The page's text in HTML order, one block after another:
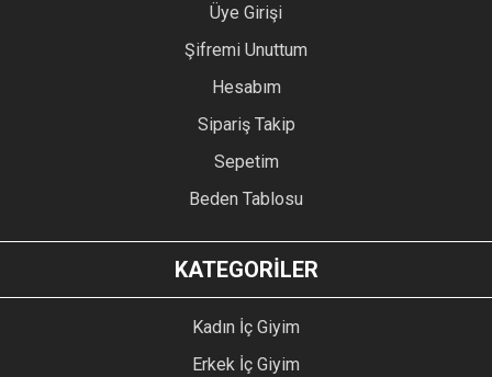
Üye Girişi
Şifremi Unuttum
Hesabım
Sipariş Takip
Sepetim
Beden Tablosu
KATEGORİLER
Kadın İç Giyim
Erkek İç Giyim